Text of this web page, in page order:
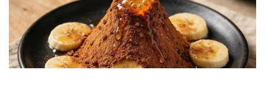
Viral Ayah Tinggalkan Istri dan Bayi Demi
Dugaan Selingkuhan Sesama Jenis
Berita Viral 2
X